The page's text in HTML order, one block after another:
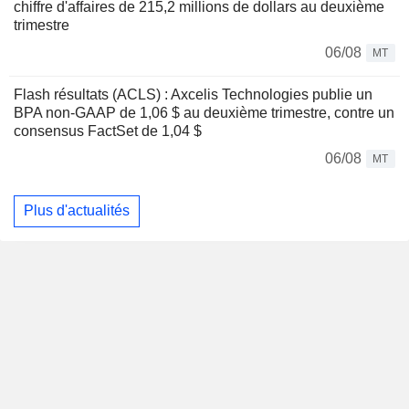
chiffre d'affaires de 215,2 millions de dollars au deuxième
trimestre
06/08
MT
Flash résultats (ACLS) : Axcelis Technologies publie un
BPA non-GAAP de 1,06 $ au deuxième trimestre, contre un
consensus FactSet de 1,04 $
06/08
MT
Plus d'actualités